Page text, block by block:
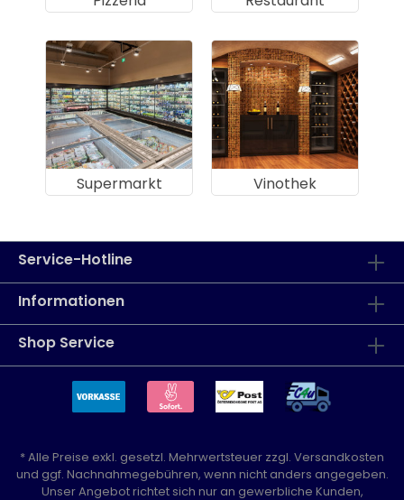
Supermarkt Vinothek
Service-Hotline
Informationen
Shop Service
* Alle Preise exkl. gesetzl. Mehrwertsteuer zzgl. Versandkosten
und ggf. Nachnahmegebühren, wenn nicht anders angegeben.
Unser Angebot richtet sich nur an gewerbliche Kunden,